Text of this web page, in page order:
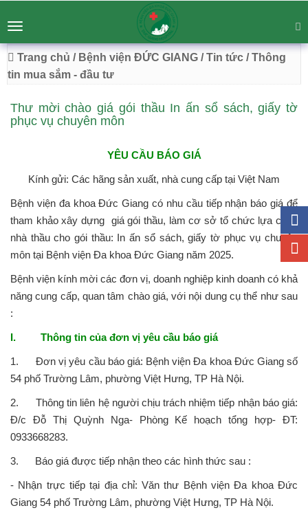
BỆNH VIỆN ĐA KHOA ĐỨC GIANG
Chuyên Sâu - Tận Tâm - Vươn Tầm
54 Trường Lâm, Việt Hưng, Hà Nội
Toggle
navigation
Trang chủ / Bệnh viện ĐỨC GIANG / Tin tức / Thông
tin mua sắm - đầu tư
Thư mời chào giá gói thầu In ấn sổ sách, giấy tờ
phục vụ chuyên môn
YÊU CẦU BÁO GIÁ
Kính gửi: Các hãng sản xuất, nhà cung cấp tại Việt Nam
Bệnh viện đa khoa Đức Giang có nhu cầu tiếp nhận báo giá để
tham khảo xây dựng giá gói thầu, làm cơ sở tổ chức lựa chọn
nhà thầu cho gói thầu: In ấn sổ sách, giấy tờ phục vụ chuyên
môn tại Bệnh viện Đa khoa Đức Giang năm 2025.
Bệnh viện kính mời các đơn vị, doanh nghiệp kinh doanh có khả
năng cung cấp, quan tâm chào giá, với nội dung cụ thể như sau
:
I. Thông tin của đơn vị yêu cầu báo giá
1. Đơn vị yêu cầu báo giá: Bệnh viện Đa khoa Đức Giang số
54 phố Trường Lâm, phường Việt Hưng, TP Hà Nội.
2. Thông tin liên hệ người chịu trách nhiệm tiếp nhận báo giá:
Đ/c Đỗ Thị Quỳnh Nga- Phòng Kế hoạch tổng hợp- ĐT:
0933668283.
3. Báo giá được tiếp nhận theo các hình thức sau :
- Nhận trực tiếp tại địa chỉ: Văn thư Bệnh viện Đa khoa Đức
Giang 54 phố Trường Lâm, phường Việt Hưng, TP Hà Nội.